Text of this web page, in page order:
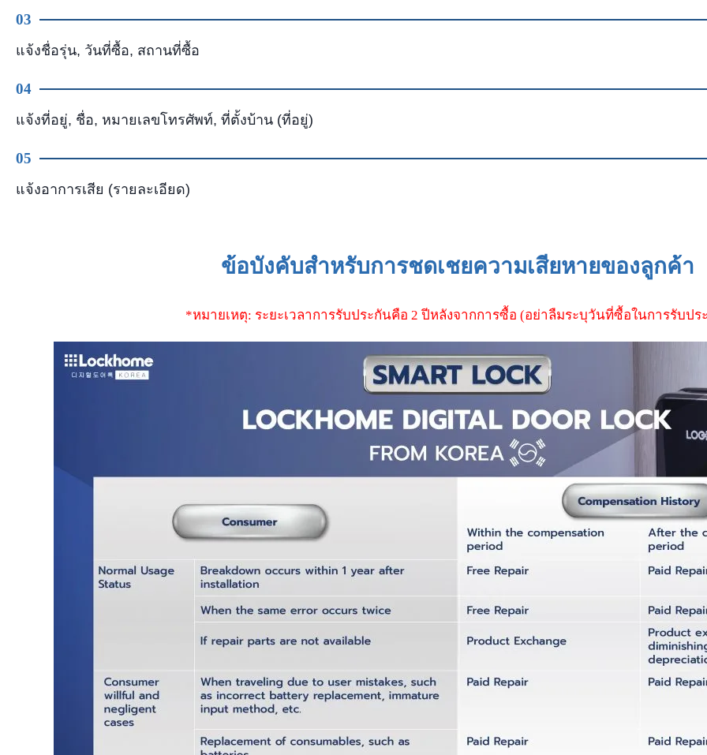
03
แจ้งชื่อรุ่น, วันที่ซื้อ, สถานที่ซื้อ
04
แจ้งที่อยู่, ชื่อ, หมายเลขโทรศัพท์, ที่ตั้งบ้าน (ที่อยู่)
05
แจ้งอาการเสีย (รายละเอียด)
ข้อบังคับสําหรับการชดเชยความเสียหายของลูกค้า
*หมายเหตุ: ระยะเวลาการรับประกันคือ 2 ปีหลังจากการซื้อ (อย่าลืมระบุวันที่ซื้อในการรับปร